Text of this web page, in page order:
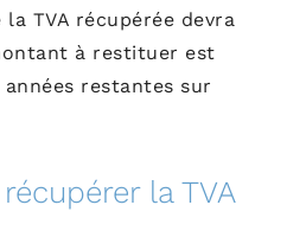
TVA récupérée devra
à restituer est
restantes sur
la TVA